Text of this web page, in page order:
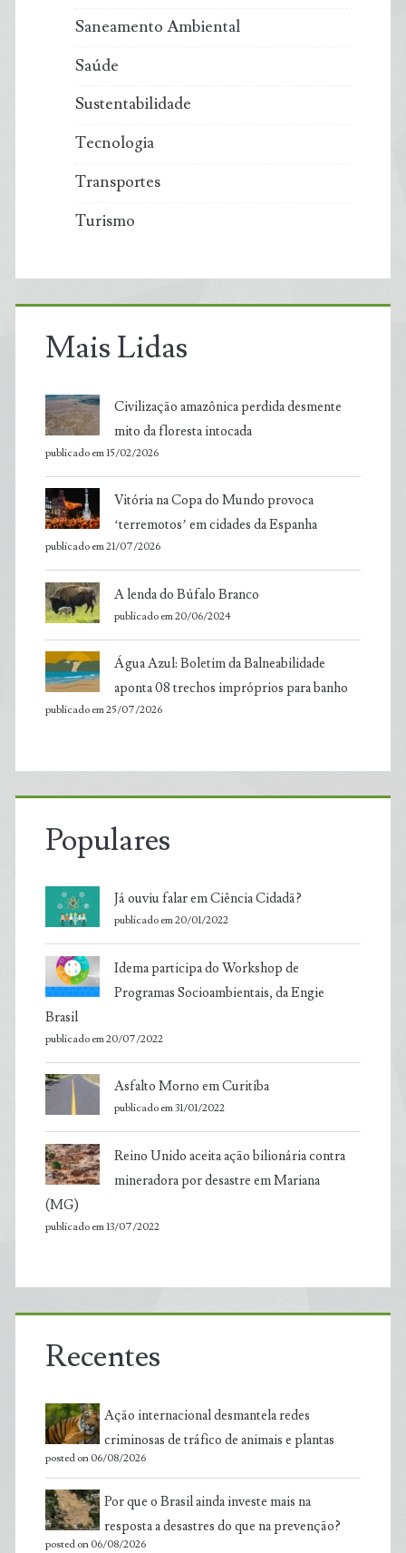
Saneamento Ambiental
Saúde
Sustentabilidade
Tecnologia
Transportes
Turismo
Mais Lidas
Civilização amazônica perdida desmente
mito da floresta intocada
publicado em 15/02/2026
Vitória na Copa do Mundo provoca
‘terremotos’ em cidades da Espanha
publicado em 21/07/2026
A lenda do Búfalo Branco
publicado em 20/06/2024
Água Azul: Boletim da Balneabilidade
aponta 08 trechos impróprios para banho
publicado em 25/07/2026
Populares
Já ouviu falar em Ciência Cidadã?
publicado em 20/01/2022
Idema participa do Workshop de
Programas Socioambientais, da Engie
Brasil
publicado em 20/07/2022
Asfalto Morno em Curitiba
publicado em 31/01/2022
Reino Unido aceita ação bilionária contra
mineradora por desastre em Mariana
(MG)
publicado em 13/07/2022
Recentes
Ação internacional desmantela redes
criminosas de tráfico de animais e plantas
posted on 06/08/2026
Por que o Brasil ainda investe mais na
resposta a desastres do que na prevenção?
posted on 06/08/2026